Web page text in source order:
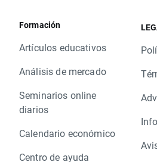
Formación
Artículos educativos
Análisis de mercado
Seminarios online
diarios
Calendario económico
Centro de ayuda